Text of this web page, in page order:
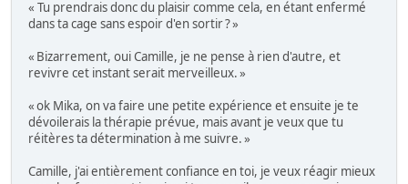
« Tu prendrais donc du plaisir comme cela, en étant enfermé
dans ta cage sans espoir d'en sortir ? »
« Bizarrement, oui Camille, je ne pense à rien d'autre, et
revivre cet instant serait merveilleux. »
« ok Mika, on va faire une petite expérience et ensuite je te
dévoilerais la thérapie prévue, mais avant je veux que tu
réitères ta détermination à me suivre. »
Camille, j'ai entièrement confiance en toi, je veux réagir mieux